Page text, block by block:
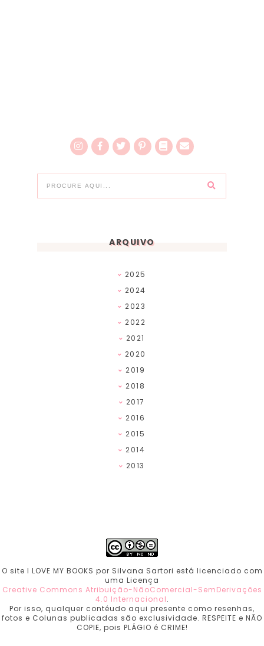
ARQUIVO
2025
2024
2023
2022
2021
2020
2019
2018
2017
2016
2015
2014
2013
O site I LOVE MY BOOKS por Silvana Sartori está licenciado com
uma Licença
Creative Commons Atribuição-NãoComercial-SemDerivações
4.0 Internacional.
Por isso, qualquer contéudo aqui presente como resenhas,
fotos e Colunas publicadas são exclusividade. RESPEITE e NÃO
COPIE, pois PLÁGIO é CRIME!